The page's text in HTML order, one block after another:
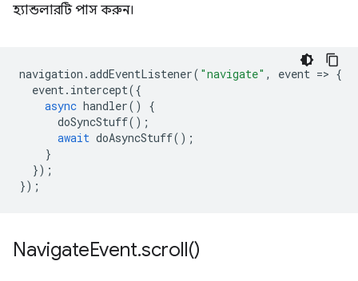
হ্যান্ডলারটি পাস করুন।
navigation .addEventListener( "navigate" , event => {
event. intercept({
async handler()
{
doSyncStuff();
await doAsyncStuff();
}
});
});
NavigateEvent.scroll()